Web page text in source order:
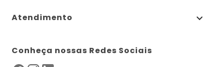
Atendimento
Conheça nossas Redes Sociais